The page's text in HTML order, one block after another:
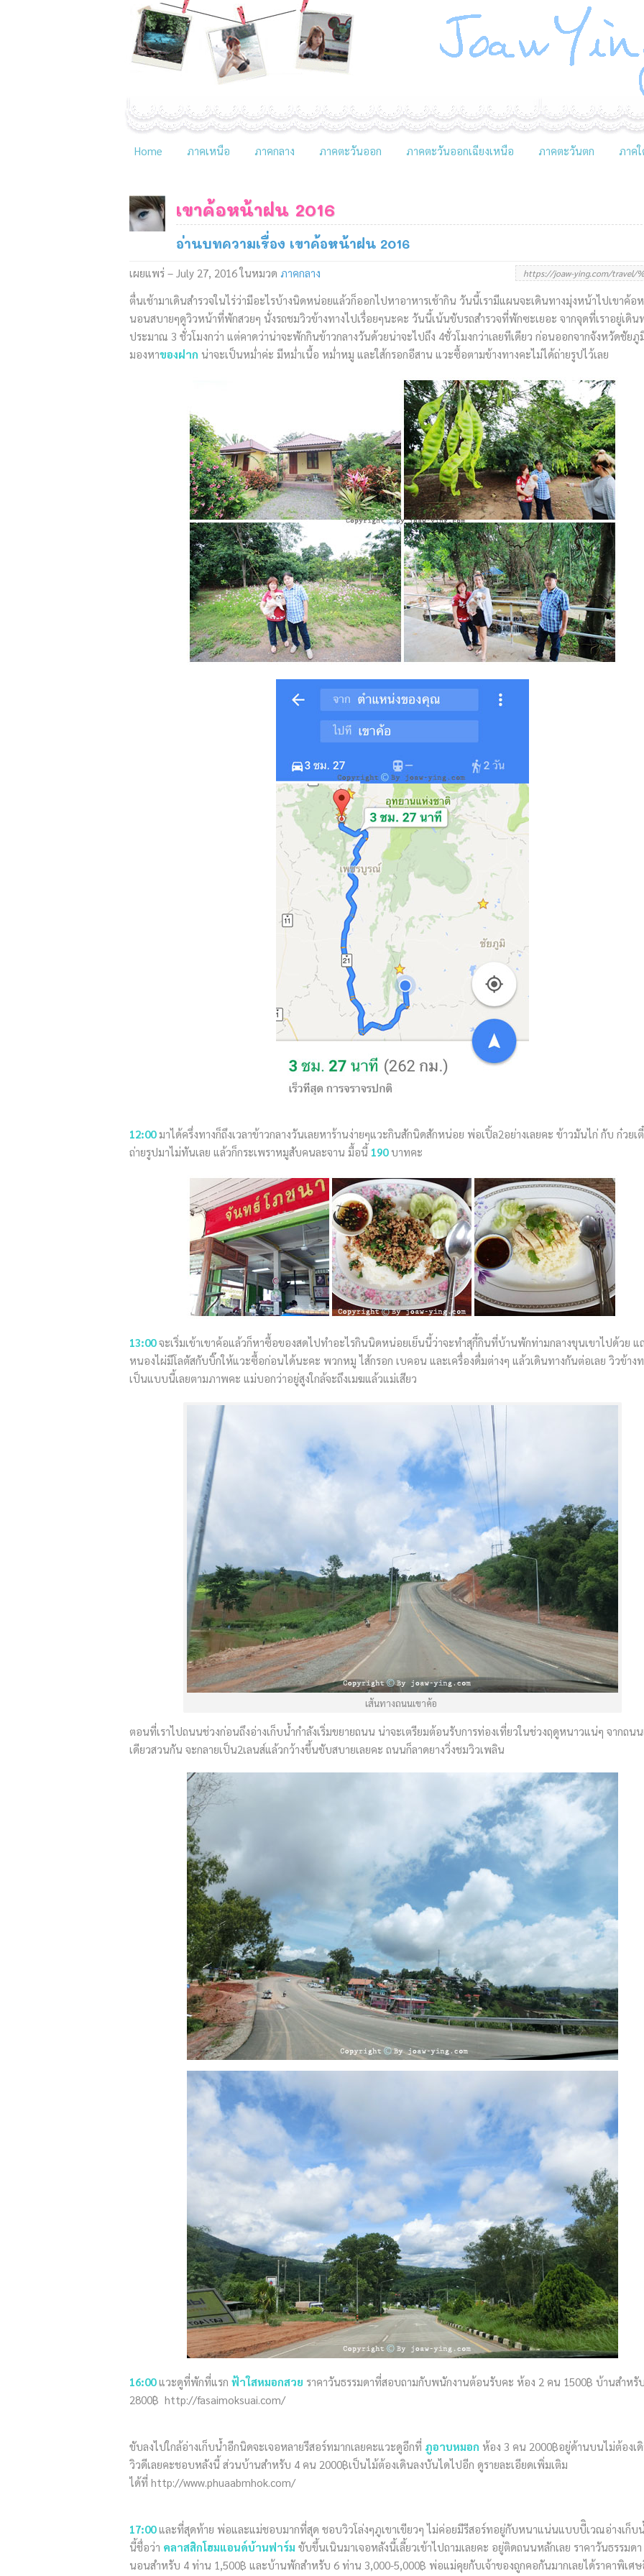
Home ภาคเหนือ ภาคกลาง ภาคตะวันออก ภาคตะวันออกเฉียงเหนือ ภาคตะวันตก ภาค
เขาค้อหน้าฝน 2016
อ่านบทความเรื่อง เขาค้อหน้าฝน 2016
เผยแพร่ – July 27, 2016ในหมวด ภาคกลาง
ตื่นเช้ามาเดินสำรวจในไร่ว่ามีอะไรบ้างนิดหน่อยแล้วก็ออกไปหาอาหารเช้ากิน วันนี้เรามีแผนจะเดินทางมุ่งหน้าไปเขาค้อ
นอนสบายๆดูวิวหน้าที่พักสวยๆ นั่งรถชมวิวข้างทางไปเรื่อยๆนะคะ วันนี้เน้นขับรถสำรวจที่พักซะเยอะ จากจุดที่เราอยู่เดิน
ประมาณ 3 ชั่วโมงกว่า แต่คาดว่าน่าจะพักกินข้าวกลางวันด้วยน่าจะไปถึง 4ชั่วโมงกว่าเลยทีเดียว ก่อนออกจากจังหวัดชัยภู
มองหาของฝาก น่าจะเป็นหม่ำค่ะ มีหม่ำเนื้อ หม่ำหมู และใส้กรอกอีสาน แวะซื้อตามข้างทางคะไม่ได้ถ่ายรูปไว้เลย
12:00มาได้ครึ่งทางก็ถึงเวลาข้าวกลางวันเลยหาร้านง่ายๆแวะกินสักนิดสักหน่อย พ่อเปิ้ล2อย่างเลยคะ ข้าวมันไก่ กับ ก๋วยเ
ถ่ายรูปมาไม่ทันเลย แล้วก็กระเพราหมูสับคนละจาน มื้อนี้ 190บาทคะ
13:00จะเริ่มเข้าเขาค้อแล้วก็หาซื้อของสดไปทำอะไรกินนิดหน่อยเย็นนี้ว่าจะทำสุกี้กินที่บ้านพักท่ามกลางขุนเขาไปด้วย แ
หนองไผ่มีโลตัสกับบิ๊กให้แวะซื้อก่อนได้นะคะ พวกหมู ไส้กรอก เบคอน และเครื่องดื่มต่างๆ แล้วเดินทางกันต่อเลย วิวข้าง
เป็นแบบนี้เลยตามภาพคะ แม่บอกว่าอยู่สูงใกล้จะถึงเมฆแล้วแม่เสียว
เส้นทางถนนเขาค้อ
ตอนที่เราไปถนนช่วงก่อนถึงอ่างเก็บน้ำกำลังเริ่มขยายถนน น่าจะเตรียมต้อนรับการท่องเที่ยวในช่วงฤดูหนาวแน่ๆ จากถน
เดียวสวนกัน จะกลายเป็น2เลนส์แล้วกว้างขึ้นขับสบายเลยคะ ถนนก็ลาดยางวิ่งชมวิวเพลิน
16:00แวะดูที่พักที่แรก ฟ้าใสหมอกสวย ราคาวันธรรมดาที่สอบถามกับพนักงานต้อนรับคะ ห้อง 2 คน 1500฿ บ้านสำหรั
2800฿ http://fasaimoksuai.com/
ขับลงไปใกล้อ่างเก็บน้ำอีกนิดจะเจอหลายรีสอร์ทมากเลยคะแวะดูอีกที่ ภูอาบหมอก ห้อง 3 คน 2000฿อยู่ด้านบนไม่ต้องเ
วิวดีเลยคะชอบหลังนี้ ส่วนบ้านสำหรับ 4 คน 2000฿เป็นไม้ต้องเดินลงบันไดไปอีก ดูรายละเอียดเพิ่มเติม
ได้ที่ http://www.phuaabmhok.com/
17:00และที่สุดท้าย พ่อและแม่ชอบมากที่สุด ชอบวิวโล่งๆภูเขาเขียวๆ ไม่ค่อยมีรีสอร์ทอยู่กับหนาแน่นแบบบีิเวณอ่างเก็บ
นี้ชื่อว่า คลาสสิกโฮมแอนด์บ้านฟาร์ม ขับขึ้นเนินมาเจอหลังนี้เลี้ยวเข้าไปถามเลยคะ อยู่ติดถนนหลักเลย ราคาวันธรรมด
นอนสำหรับ 4 ท่าน 1,500฿ และบ้านพักสำหรับ 6 ท่าน 3,000-5,000฿ พ่อแม่คุยกับเจ้าของถูกคอกันมากเลยได้ราคาพิเศ